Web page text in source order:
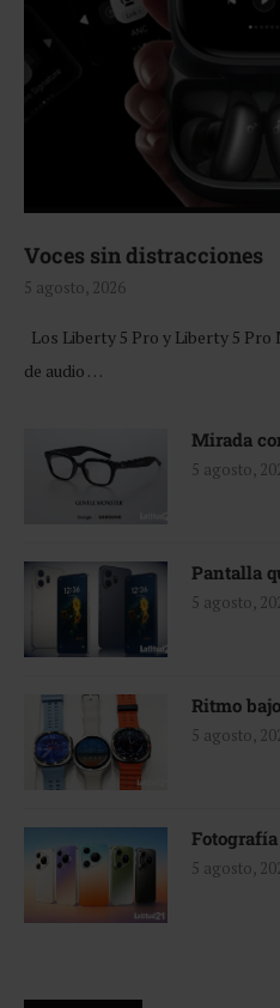
Voces sin distracciones
5 agosto, 2026
Los Liberty 5 Pro y Liberty 5 Pro
de audio …
Mirada
5 agosto,
Pantalla
5 agosto,
Ritmo
5 agosto,
5 agosto,